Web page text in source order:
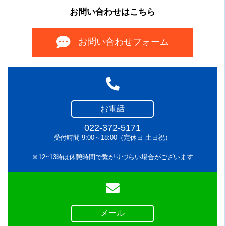
お問い合わせはこちら
お問い合わせフォーム
お電話
022-372-5171
受付時間 9:00～18:00（定休日 土日祝）
※12~13時は休憩時間で繋がりづらい場合がございます
メール